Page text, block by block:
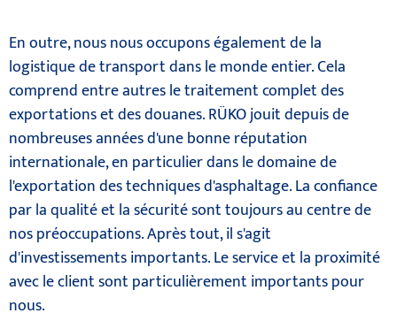
En outre, nous nous occupons également de la
logistique de transport dans le monde entier. Cela
comprend entre autres le traitement complet des
exportations et des douanes. RÜKO jouit depuis de
nombreuses années d'une bonne réputation
internationale, en particulier dans le domaine de
l'exportation des techniques d'asphaltage. La confiance
par la qualité et la sécurité sont toujours au centre de
nos préoccupations. Après tout, il s'agit
d'investissements importants. Le service et la proximité
avec le client sont particulièrement importants pour
nous.